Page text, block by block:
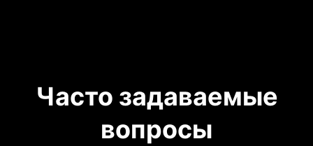
Часто задаваемые
вопросы